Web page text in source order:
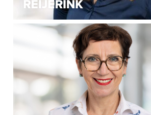
REIJERINK